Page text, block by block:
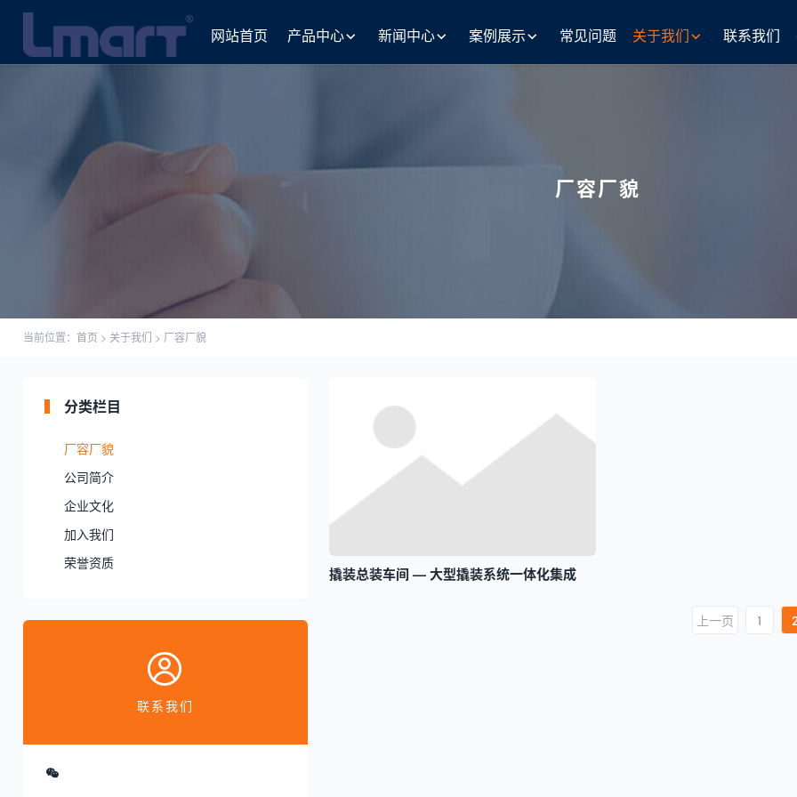
网站首页 产品中心 新闻中心 案例展示 常见问题 关于我们 联系我们
厂容厂貌
当前位置： 首页 > 关于我们 > 厂容厂貌
撬装总装车间 — 大型撬装系统一体化集成
上一页 1
分类栏目
厂容厂貌
公司简介
企业文化
加入我们
荣誉资质
联系我们